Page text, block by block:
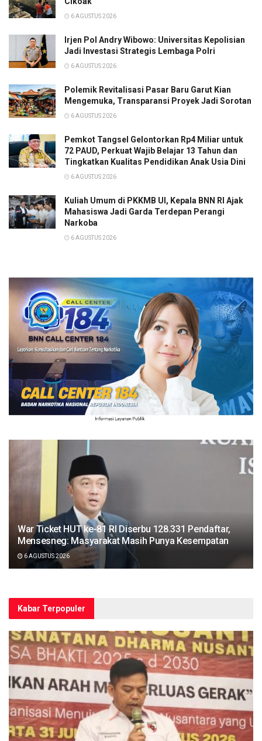
6 AGUSTUS 2026
Irjen Pol Andry Wibowo: Universitas Kepolisian
Jadi Investasi Strategis Lembaga Polri
6 AGUSTUS 2026
Polemik Revitalisasi Pasar Baru Garut Kian
Mengemuka, Transparansi Proyek Jadi Sorotan
6 AGUSTUS 2026
Pemkot Tangsel Gelontorkan Rp4 Miliar untuk
72 PAUD, Perkuat Wajib Belajar 13 Tahun dan
Tingkatkan Kualitas Pendidikan Anak Usia Dini
6 AGUSTUS 2026
Kuliah Umum di PKKMB UI, Kepala BNN RI Ajak
Mahasiswa Jadi Garda Terdepan Perangi
Narkoba
6 AGUSTUS 2026
War Ticket HUT ke-81 RI Diserbu 128.331 Pendaftar,
Mensesneg: Masyarakat Masih Punya Kesempatan
6 AGUSTUS 2026
Kabar Terpopuler